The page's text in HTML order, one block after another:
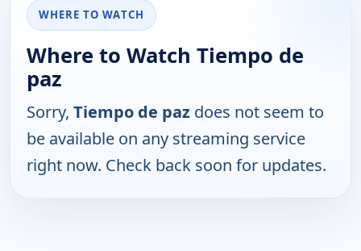
WHERE TO WATCH
Where to Watch Tiempo de
paz
Sorry, Tiempo de paz does not seem to
be available on any streaming service
right now. Check back soon for updates.